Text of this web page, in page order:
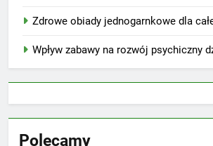
Zdrowe obiady jednogarnkowe dla
Wpływ zabawy na rozwój psychiczny
Polecamy